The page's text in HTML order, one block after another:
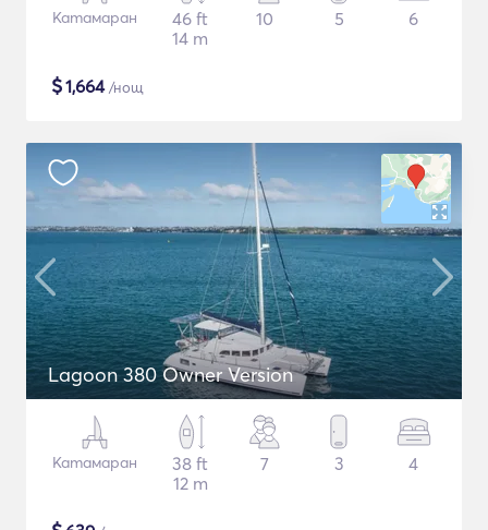
Катамаран
46 ft
14 m
10 5 6
$1,664/нощ
Lagoon 380 Owner Version
Катамаран
38 ft
12 m
7 3 4